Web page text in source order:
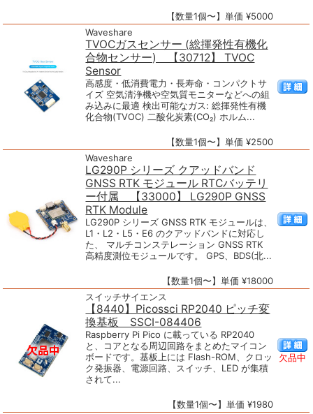
【数量1個〜】単価 ¥5000
Waveshare
TVOCガスセンサー (総揮発性有機化
合物センサー) 【30712】 TVOC
Sensor
高感度・低消費電力・長寿命・コンパクトサ
イズ 空気清浄機や空気質モニターなどへの組
み込みに最適 検出可能なガス: 総揮発性有機
化合物(TVOC) 二酸化炭素(CO₂) ホルム...
【数量1個〜】単価 ¥2500
Waveshare
LG290P シリーズ クアッドバンド
GNSS RTK モジュール RTCバッテリ
ー付属 【33000】 LG290P GNSS
RTK Module
LG290P シリーズ GNSS RTK モジュールは、
L1・L2・L5・E6 のクアッドバンドに対応し
た、 マルチコンステレーション GNSS RTK
高精度測位モジュールです。 GPS、BDS(北...
【数量1個〜】単価 ¥18000
スイッチサイエンス
【8440】Picossci RP2040 ピッチ変
換基板 SSCI-084406
Raspberry Pi Pico に載っている RP2040
と、コアとなる周辺回路をまとめたマイコン
ボードです。基板上には Flash-ROM、クロッ
ク発振器、電源回路、スイッチ、LED が集積
されて...
【数量1個〜】単価 ¥1980
欠品中